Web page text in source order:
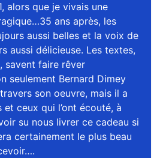
alors que je vivais une
ans après, les
aussi belles et la voix de
aussi délicieuse. Les textes,
savent faire rêver
seulement Bernard Dimey
son oeuvre, mais il a
ceux qui l’ont écouté, à
su nous livrer ce cadeau si
certainement le plus beau